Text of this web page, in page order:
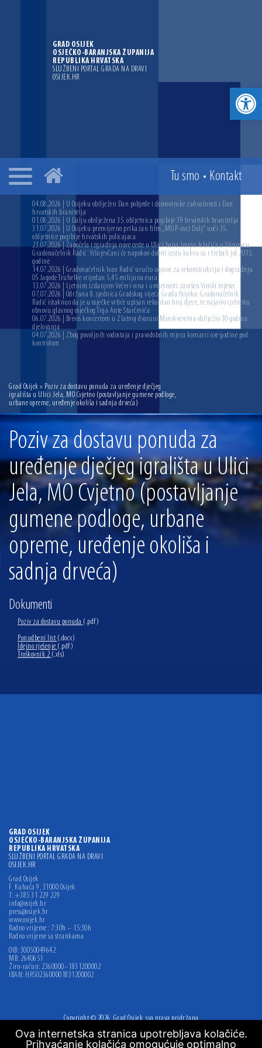
GRAD OSIJEK
OSJEČKO-BARANJSKA ŽUPANIJA
REPUBLIKA HRVATSKA
SLUŽBENI PORTAL GRADA NA DRAVI
OSIJEK.HR
Tu smo • Kontakt
04.08.2026 | U Osijeku obilježen Dan pobjede i domovinske zahvalnosti i Dan
hrvatskih branitelja
01.08.2026 | U Dalju obilježena 35. obljetnica pogibije 39 hrvatskih branitelja
31.07.2026 | U Osijeku premijerno prikazan film „MUP-ovci Dalj“ uoči 35.
obljetnice pogibije hrvatskih policajaca
23.07.2026 | Započela izgradnja nove ceste u Ulici bana Josipa Jelačića u Višnjevcu.
Gradonačelnik Radić: Višnjevčani će napokon dobiti cestu kakvu su i trebali još 2015.
godine
14.07.2026 | Gradonačelnik Ivan Radić uručio ugovor za rekonstrukciju i dogradnju
OŠ Jagode Truhelke vrijedan 5,45 milijuna eura
13.07.2026 | Ljetnim izdanjem Večeri vina i umjetnosti završen Vinski mjesec
07.07.2026 | Održana 8. sjednica Gradskog vijeća Grada Osijeka. Gradonačelnik
Radić istaknuo da je u osječke vrtiće upisan rekordan broj djece, te najavio cjelovitu
obnovu glavnog osječkog Trga Ante Starčevića
06.07.2026 | Brevis koncertom u Zlatnoj dvorani Musikvereina obilježio 30 godina
djelovanja
04.07.2026 | Zbog povoljnih vodostaja i pravodobnih mjera komarci ove godine pod
kontrolom
Grad Osijek » Poziv za dostavu ponuda za uređenje dječjeg
igrališta u Ulici Jela, MO Cvjetno (postavljanje gumene podloge,
urbane opreme, uređenje okoliša i sadnja drveća)
Poziv za dostavu ponuda za
uređenje dječjeg igrališta u Ulici
Jela, MO Cvjetno (postavljanje
gumene podloge, urbane
opreme, uređenje okoliša i
sadnja drveća)
Dokumenti
Poziv za dostavu ponuda (.pdf)
Ponudbeni list (.docx)
Idejno rješenje (.pdf)
Troškovnik 2 (.xls)
GRAD OSIJEK
OSJEČKO-BARANJSKA ŽUPANIJA
REPUBLIKA HRVATSKA
SLUŽBENI PORTAL GRADA NA DRAVI
OSIJEK.HR
Grad Osijek
F. Kuhača 9, 31000 Osijek
T: +385 31 229 229
info@osijek.hr
press@osijek.hr
www.osijek.hr
Radno vrijeme : 7:30h – 15:30h
Radno vrijeme sa strankama
OIB: 30050049642
MB: 2640651
Žiro-račun: 2360000–1831200002
IBAN: HR5023600001831200002
Copyright © 2026. Grad Osijek, sva prava pridržana
Digitalna pristupačnost
Ova internetska stranica upotrebljava kolačiće.
Prihvaćanje kolačića omogućuje optimalno